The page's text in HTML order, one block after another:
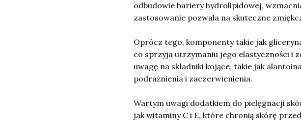
odbudowie bariery hydrolipidowej,
zastosowanie pozwala na skuteczne
Oprócz tego, komponenty takie jak
co sprzyja utrzymaniu jego elastyczności i
uwagę na składniki kojące, takie jak
podrażnienia i zaczerwienienia.
Wartym uwagi dodatkiem do pielęgnacji
jak witaminy C i E, które chronią skórę